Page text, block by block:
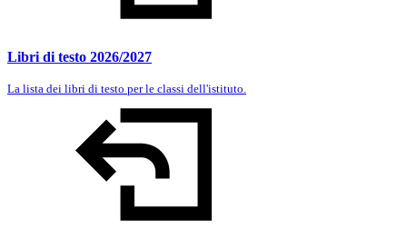
Libri di testo 2026/2027
La lista dei libri di testo per le classi dell'istituto.